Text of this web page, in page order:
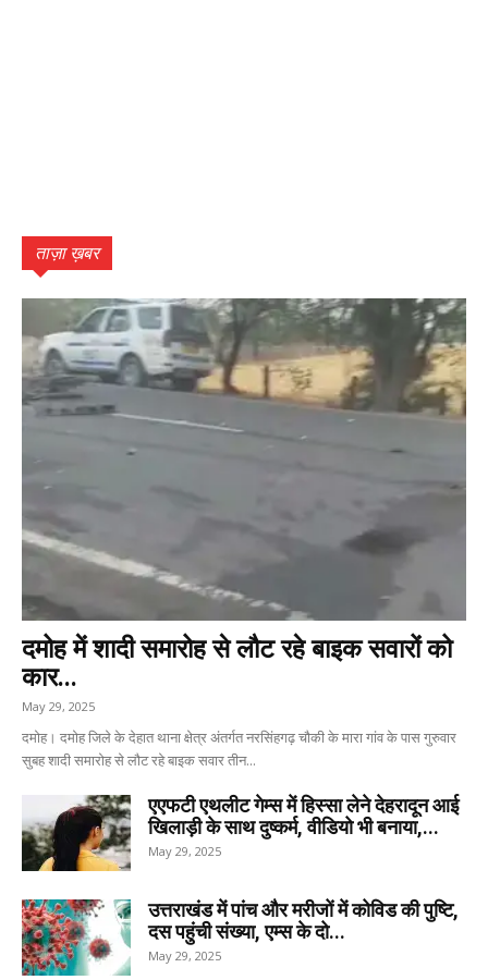
ताज़ा ख़बर
दमोह में शादी समारोह से लौट रहे बाइक सवारों को
कार...
May 29, 2025
दमोह। दमोह जिले के देहात थाना क्षेत्र अंतर्गत नरसिंहगढ़ चौकी के मारा गांव के पास गुरुवार
सुबह शादी समारोह से लौट रहे बाइक सवार तीन...
एएफटी एथलीट गेम्स में हिस्सा लेने देहरादून आई
खिलाड़ी के साथ दुष्कर्म, वीडियो भी बनाया,...
May 29, 2025
उत्तराखंड में पांच और मरीजों में कोविड की पुष्टि,
दस पहुंची संख्या, एम्स के दो...
May 29, 2025